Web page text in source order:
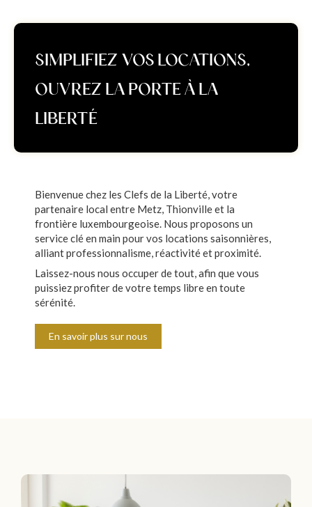
SIMPLIFIEZ VOS LOCATIONS,
OUVREZ LA PORTE À LA
LIBERTÉ
Bienvenue chez les Clefs de la Liberté, votre
partenaire local entre Metz, Thionville et la
frontière luxembourgeoise. Nous proposons un
service clé en main pour vos locations saisonnières,
alliant professionnalisme, réactivité et proximité.
Laissez-nous nous occuper de tout, afin que vous
puissiez profiter de votre temps libre en toute
sérénité.
En savoir plus sur nous